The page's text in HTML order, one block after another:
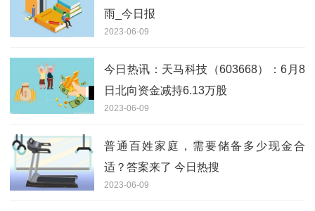
雨_今日报
2023-06-09
今日热讯：天马科技（603668）：6月8
日北向资金减持6.13万股
2023-06-09
普通百姓家庭，需要储备多少现金合
适？答案来了 今日热搜
2023-06-09